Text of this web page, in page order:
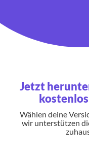
Jetzt
Wählen deine
wir unterstützen